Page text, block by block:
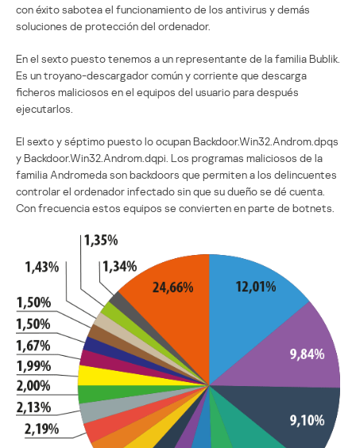
con éxito sabotea el funcionamiento de los antivirus y demás
soluciones de protección del ordenador.
En el sexto puesto tenemos a un representante de la familia Bublik.
Es un troyano-descargador común y corriente que descarga
ficheros maliciosos en el equipos del usuario para después
ejecutarlos.
El sexto y séptimo puesto lo ocupan Backdoor.Win32.Androm.dpqs
y Backdoor.Win32.Androm.dqpi. Los programas maliciosos de la
familia Andromeda son backdoors que permiten a los delincuentes
controlar el ordenador infectado sin que su dueño se dé cuenta.
Con frecuencia estos equipos se convierten en parte de botnets.